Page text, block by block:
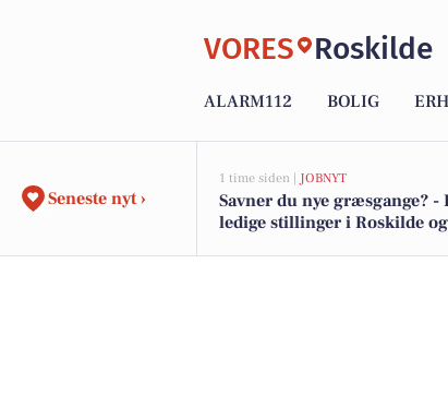
VORES Roskilde
ALARM112 BOLIG
Seneste nyt ›
1 time siden | JOBNYT
Savner du nye græsgange? -
ledige stillinger i Roskilde